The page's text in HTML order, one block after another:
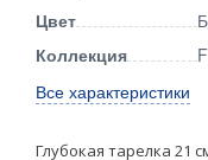
Цвет
Коллекция
Все характеристики
Глубокая тарелка 21